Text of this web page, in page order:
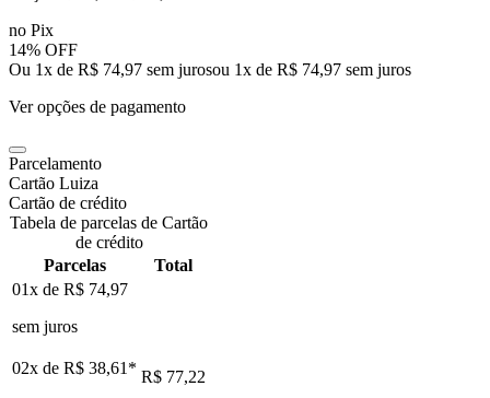
no Pix
14% OFF
Ou 1x de R$ 74,97 sem jurosou 1x de R$ 74,97 sem juros
Ver opções de pagamento
Parcelamento
Cartão Luiza
Cartão de crédito
Tabela de parcelas de Cartão
de crédito
Parcelas
Total
01x de R$ 74,97
sem juros
02x de R$ 38,61 * R$ 77,22